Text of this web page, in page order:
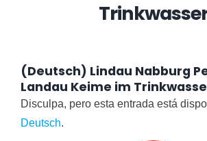
(Deutsch) Lindau Nabburg
Landau Keime im
Disculpa, pero esta entrada está
Deutsch.